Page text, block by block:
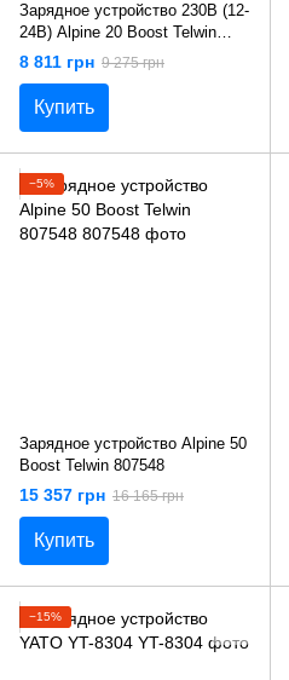
Зарядное устройство 230В (12-
24В) Alpine 20 Boost Telwin
807546
8 811 грн 9 275 грн
Купить
−5%
Зарядное устройство Alpine 50
Boost Telwin 807548
15 357 грн 16 165 грн
Купить
−15%